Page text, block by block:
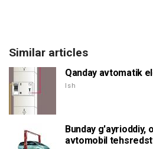
Similar articles
Qanday avtomatik
Ish
Bunday g'ayrioddiy,
avtomobil